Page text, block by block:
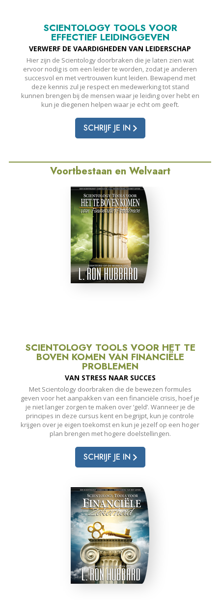
SCIENTOLOGY TOOLS VOOR
EFFECTIEF LEIDINGGEVEN
VERWERF DE VAARDIGHEDEN VAN LEIDERSCHAP
Hier zijn de Scientology doorbraken die je laten zien wat
ervoor nodig is om een leider te worden, zodat je anderen
succesvol en met vertrouwen kunt leiden. Bewapend met
deze kennis zul je respect en medewerking tot stand
kunnen brengen bij de mensen waar je leiding over hebt en
kun je diegenen helpen waar je echt om geeft.
SCHRIJF JE IN
Voortbestaan en Welvaart
SCIENTOLOGY TOOLS VOOR HET TE
BOVEN KOMEN VAN FINANCIËLE
PROBLEMEN
VAN STRESS NAAR SUCCES
Met Scientology doorbraken die de bewezen formules
geven voor het aanpakken van een financiële crisis, hoef je
je niet langer zorgen te maken over ‘geld’. Wanneer je de
principes in deze cursus kent en begrijpt, kun je controle
krijgen over je eigen toekomst en kun je jezelf op een hoger
plan brengen met hogere doelstellingen.
SCHRIJF JE IN